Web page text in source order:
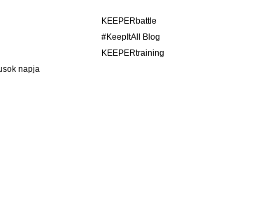
napja
KEEPERbattle
#KeepItAll Blog
KEEPERtraining